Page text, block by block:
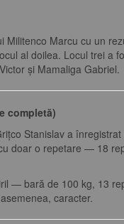
Militenco Marcu cu un
al doilea. Locul trei a
și Mamaliga Gabriel.
completă)
Stanislav a
doar o repetare — 18
— bară de 100 kg, 13
caracter.